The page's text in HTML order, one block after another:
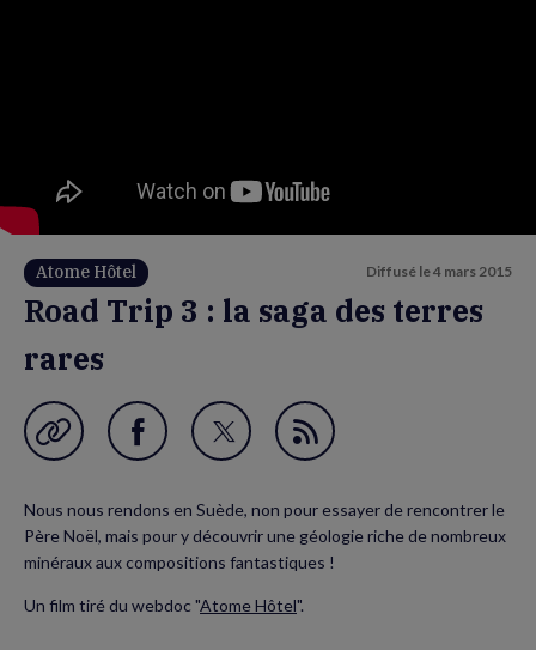
Atome Hôtel Diffusé le4 mars 2015
Road Trip 3 : la saga des terres
rares
Garder en favori
Partager
Facebook
(nouvelle
Partager
Twitter
(nouvelle
Flux
Nous nous rendons en Suède, non pour essayer de rencontrer le
Père Noël, mais pour y découvrir une géologie riche de nombreux
minéraux aux compositions fantastiques !
Un film tiré du webdoc "Atome Hôtel".